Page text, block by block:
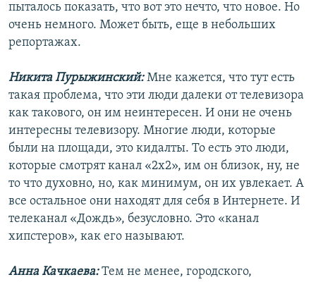
пыталось показать, что вот это нечто, что новое. Но
очень немного. Может быть, еще в небольших
репортажах.
Никита Пурыжинский:Мне кажется, что тут есть
такая проблема, что эти люди далеки от телевизора
как такового, он им неинтересен. И они не очень
интересны телевизору. Многие люди, которые
были на площади, это кидалты. То есть это люди,
которые смотрят канал «2х2», им он близок, ну, не
то что духовно, но, как минимум, он их увлекает. А
все остальное они находят для себя в Интернете. И
телеканал «Дождь», безусловно. Это «канал
хипстеров», как его называют.
Анна Качкаева:Тем не менее, городского,